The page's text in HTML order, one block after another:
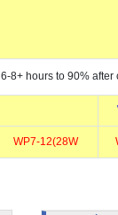
​6-8+ hours to 90% after
WP7-12(28W